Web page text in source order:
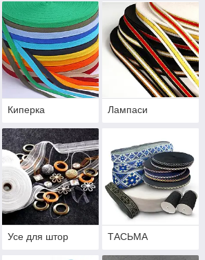
Киперка Лампаси
Усе для штор ТАСЬМА